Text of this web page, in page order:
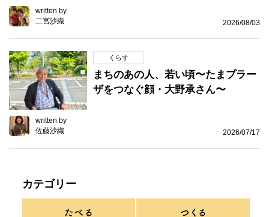
written by
二宮沙織
2026/08/03
くらす
まちのあの人、若い頃〜たまプラー
ザをつなぐ顔・大野承さん〜
written by
佐藤沙織
2026/07/17
カテゴリー